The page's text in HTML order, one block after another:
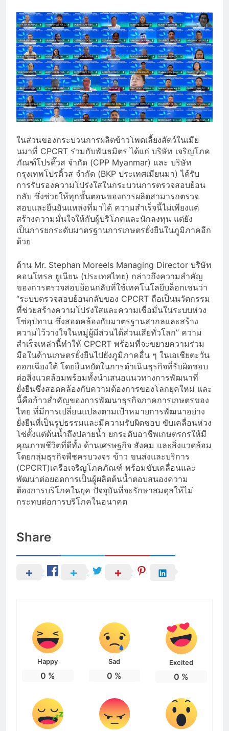
ในส่วนของกระบวนการผลิตข้าวโพดเลี้ยงสัตว์ในเมีย
นมาที่ CPCRT ร่วมกับพันธมิตร ได้แก่ บริษัท เจริญโภค
ภัณฑ์โปรดิ๊วส จำกัด (CPP Myanmar) และ บริษัท
กรุงเทพโปรดิ้วส จำกัด (BKP ประเทศเมียนมา) ได้รับ
การรับรองความโปร่งใสในกระบวนการตรวจสอบย้อน
กลับ ซึ่งช่วยให้ทุกขั้นตอนของการผลิตสามารถตรวจ
สอบและยืนยันแหล่งที่มาได้ ความสำเร็จนี้ไม่เพียงแต่
สร้างความมั่นใจให้กับผู้บริโภคและนักลงทุน แต่ยัง
เป็นการยกระดับมาตรฐานการเกษตรยั่งยืนในภูมิภาคอีก
ด้วย
ด้าน Mr. Stephan Moreels Managing Director บริษัท
คอนโทรล ยูเนียน (ประเทศไทย) กล่าวถึงความสำคัญ
ของการตรวจสอบย้อนกลับที่ใช้เทคโนโลยีบล็อกเชนว่า
“ระบบตรวจสอบย้อนกลับของ CPCRT ถือเป็นนวัตกรรม
ที่ช่วยสร้างความโปร่งใสและความเชื่อมั่นในระบบห่วง
โซ่อุปทาน ซึ่งสอดคล้องกับมาตรฐานสากลและสร้าง
ความไว้วางใจในหมู่ผู้มีส่วนได้ส่วนเสียทั่วโลก” ความ
สำเร็จเหล่านี้ทำให้ CPCRT พร้อมที่จะขยายความร่วม
มือในด้านเกษตรยั่งยืนไปยังภูมิภาคอื่น ๆ ในเอเชียตะวัน
ออกเฉียงใต้ โดยยืนหยัดในการดำเนินธุรกิจที่รับผิดชอบ
ต่อสิ่งแวดล้อมพร้อมทั้งนำเสนอแนวทางการพัฒนาที่
ยั่งยืนซึ่งสอดคล้องกับความต้องการของโลกยุคใหม่ และ
นี้คือก้าวสำคัญของการพัฒนาธุรกิจภาคการเกษตรของ
ไทย ที่มีการเปลี่ยนแปลงตามเป้าหมายการพัฒนาอย่าง
ยั่งยืนที่เป็นรูปธรรมและมีความรับผิดชอบ ขับเคลื่อนห่วง
โซ่ตั้งแต่ต้นน้ำถึงปลายน้ำ ยกระดับอาชีพเกษตรกรให้มี
คุณภาพชีวิตที่ดีทั้ง ด้านเศรษฐกิจ สังคม และสิ่งแวดล้อม
โดยกลุ่มธุรกิจพืชครบวงจร ข้าว ขนส่งและบริการ
(CPCRT)เครือเจริญโภคภัณฑ์ พร้อมขับเคลื่อนและ
พัฒนาต่อยอดการเป็นผู้ผลิตต้นน้ำตอบสนองความ
ต้องการบริโภคในยุค ปัจจุบันที่จะรักษาสมดุลให้ไม่
กระทบต่อการบริโภคในอนาคต
Share
Happy
0 %
Sad
0 %
Excited
0 %